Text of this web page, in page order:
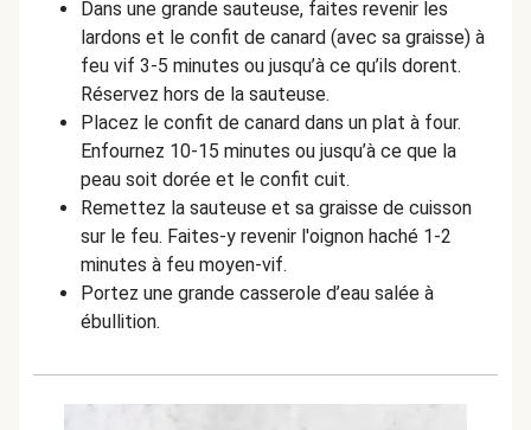
Dans une grande sauteuse, faites revenir les
lardons et le confit de canard (avec sa graisse) à
feu vif 3-5 minutes ou jusqu’à ce qu’ils dorent.
Réservez hors de la sauteuse.
Placez le confit de canard dans un plat à four.
Enfournez 10-15 minutes ou jusqu’à ce que la
peau soit dorée et le confit cuit.
Remettez la sauteuse et sa graisse de cuisson
sur le feu. Faites-y revenir l'oignon haché 1-2
minutes à feu moyen-vif.
Portez une grande casserole d’eau salée à
ébullition.